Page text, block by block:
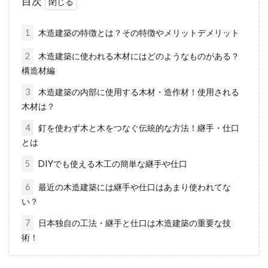
色なので...
ALCってどんなもの？一般的なコン
使われているのがALC版です。鉄筋コンクリー
ウォシュレットの水漏れはノズルの
1 木造建築の特徴とは？その特徴やメリットデメリット
2
木造建築に使われる木材にはどのようなものがある？
構造材編
3
木造建築の内部に使用する木材・造作材！使用される
木材は？
4
釘を使わず木と木をつなぐ伝統的な方法！継手・仕口
とは
5 DIYでも使える木工の簡単な継手や仕口
6
最近の木造建築には継手や仕口はあまり使われてな
い？
7
日本独自の工法・継手と仕口は木造建築の重要な技
術！